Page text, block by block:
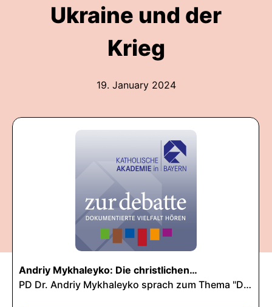
Ukraine und der
Krieg
19. January 2024